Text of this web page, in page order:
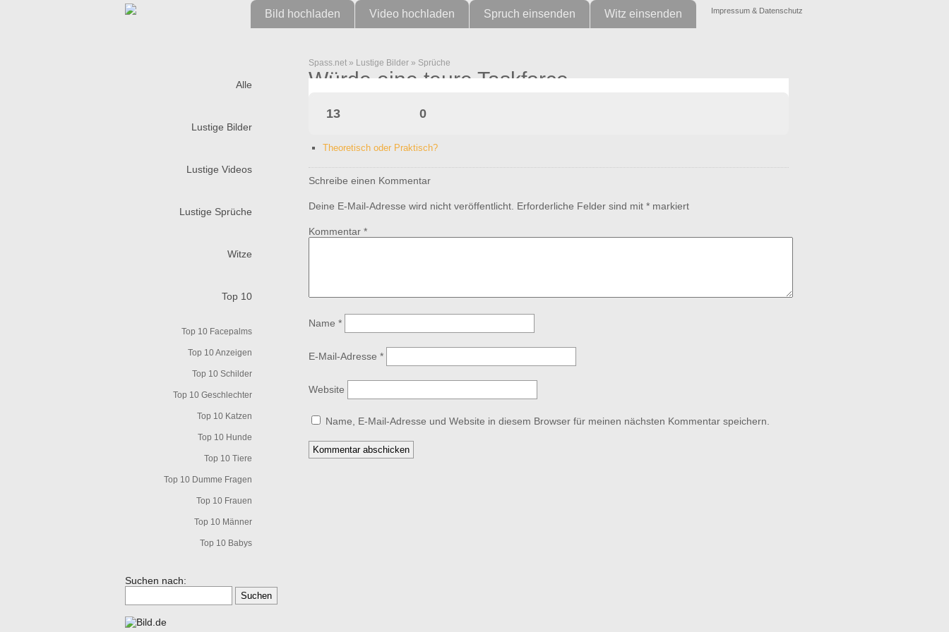
Impressum & Datenschutz
Bild hochladen Video hochladen Spruch einsenden Witz einsenden
Alle
Lustige Bilder
Lustige Videos
Lustige Sprüche
Witze
Top 10
Top 10 Facepalms
Top 10 Anzeigen
Top 10 Schilder
Top 10 Geschlechter
Top 10 Katzen
Top 10 Hunde
Top 10 Tiere
Top 10 Dumme Fragen
Top 10 Frauen
Top 10 Männer
Top 10 Babys
Suchen nach:
Spass.net » Lustige Bilder » Sprüche
Würde eine teure Taskforce…
13 0
Theoretisch oder Praktisch?
Schreibe einen Kommentar
Deine E-Mail-Adresse wird nicht veröffentlicht. Erforderliche Felder sind mit * markiert
Kommentar *
Name *
E-Mail-Adresse *
Website
Name, E-Mail-Adresse und Website in diesem Browser für meinen nächsten Kommentar speichern.